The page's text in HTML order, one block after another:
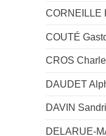
CORNEILLE
COUTÉ
CROS
DAUDET
DAVIN
DELARUE-